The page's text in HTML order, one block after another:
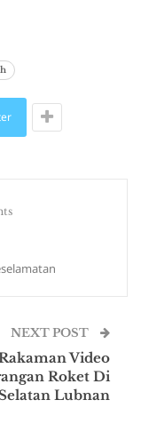
NEXT POST
Video
Roket Di
Lubnan